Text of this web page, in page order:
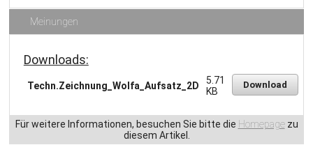
Meinungen
Downloads:
Techn.Zeichnung_Wolfa_Aufsatz_2D
5.71
KB
Download
Für weitere Informationen, besuchen Sie bitte die Homepagezu
diesem Artikel.